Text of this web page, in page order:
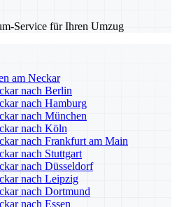
Service für Ihren Umzug
am Neckar
nach Berlin
nach Hamburg
nach München
nach Köln
nach Frankfurt am Main
nach Stuttgart
nach Düsseldorf
nach Leipzig
nach Dortmund
nach Essen